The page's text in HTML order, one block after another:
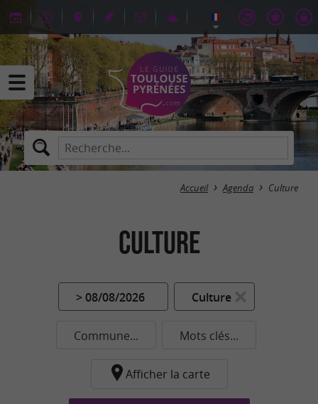
Accueil Agenda Culture
Culture
> 08/08/2026 Culture
Commune... Mots clés...
Afficher la carte